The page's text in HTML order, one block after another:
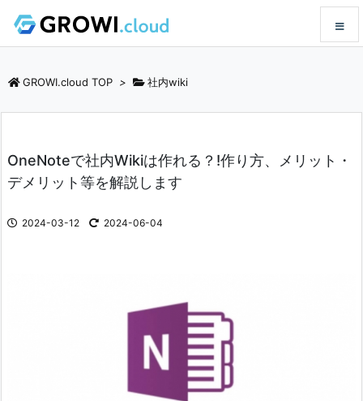
GROWI.cloud TOP > 社内wiki
OneNoteで社内Wikiは作れる？!作り方、メリット・
デメリット等を解説します
2024-03-12 2024-06-04